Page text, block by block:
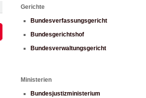
Gerichte
Bundesverfassungsgericht
Bundesgerichtshof
Bundesverwaltungsgericht
Ministerien
Bundesjustizministerium